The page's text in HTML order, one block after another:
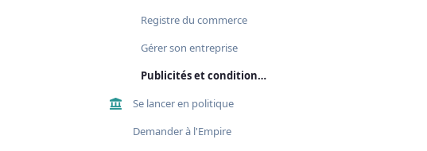
Registre du commerce
Gérer son entreprise
Publicités et conditions générales
Se lancer en politique
Demander à l'Empire